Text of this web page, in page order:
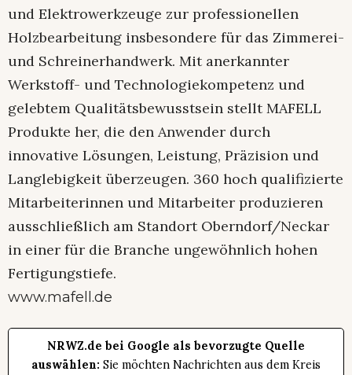
und Elektrowerkzeuge zur professionellen
Holzbearbeitung insbesondere für das Zimmerei-
und Schreinerhandwerk. Mit anerkannter
Werkstoff- und Technologiekompetenz und
gelebtem Qualitätsbewusstsein stellt MAFELL
Produkte her, die den Anwender durch
innovative Lösungen, Leistung, Präzision und
Langlebigkeit überzeugen. 360 hoch qualifizierte
Mitarbeiterinnen und Mitarbeiter produzieren
ausschließlich am Standort Oberndorf/Neckar
in einer für die Branche ungewöhnlich hohen
Fertigungstiefe.
www.mafell.de
NRWZ.de bei Google als bevorzugte Quelle
auswählen: Sie möchten Nachrichten aus dem Kreis